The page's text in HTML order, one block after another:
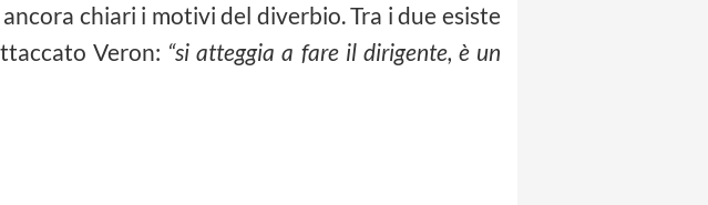
chiari i motivi del diverbio. Tra i due esiste
Veron: “si atteggia a fare il dirigente, è un